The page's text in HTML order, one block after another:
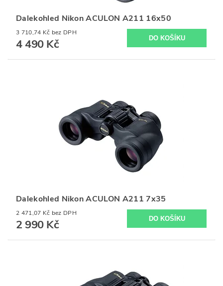
Dalekohled Nikon ACULON A211 16x50
3 710,74 Kč bez DPH
4 490 Kč
Dalekohled Nikon ACULON A211 7x35
2 471,07 Kč bez DPH
2 990 Kč